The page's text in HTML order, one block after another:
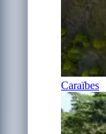
Caraïbes